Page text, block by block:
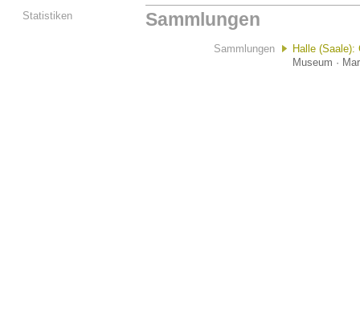
Statistiken
Sammlungen
Sammlungen
Halle (Saale):
Museum ·